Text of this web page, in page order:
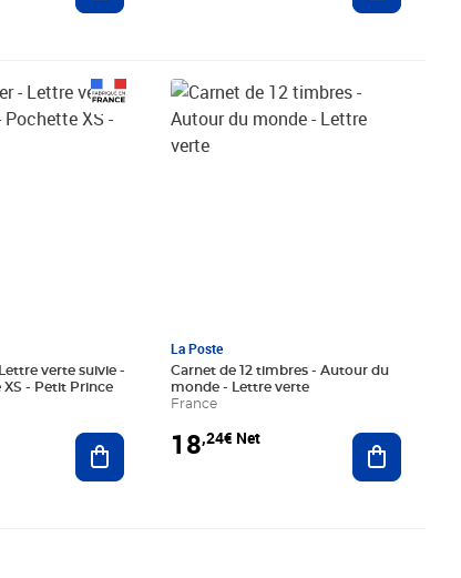
verte suivie -
- Petit Prince
Ajouter au panier
La Poste
Carnet de 12 timbres - Autour du
monde - Lettre verte
France
18,24€ Net
Prix 18,24€ Net
Ajouter